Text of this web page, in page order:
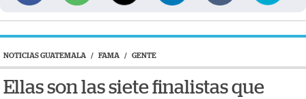
NOTICIAS GUATEMALA / FAMA / GENTE
Ellas son las siete finalistas que